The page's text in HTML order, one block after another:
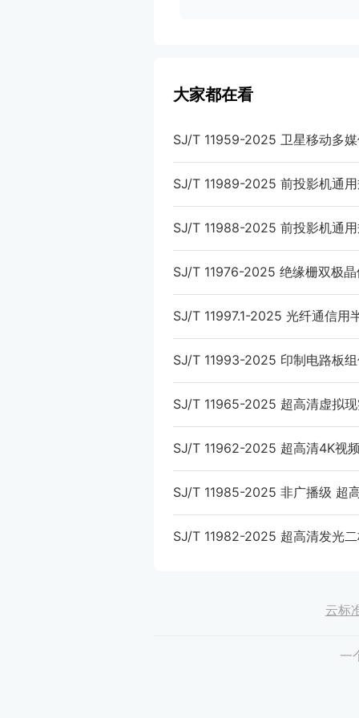
大家都在看
SJ/T 11959-2025 卫星移动多
SJ/T 11989-2025 前投影机通
SJ/T 11988-2025 前投影机通
SJ/T 11976-2025 绝缘栅双极
SJ/T 11997.1-2025 光纤通信用
SJ/T 11993-2025 印制电路板
SJ/T 11965-2025 超高清虚拟
SJ/T 11962-2025 超高清4K视
SJ/T 11985-2025 非广播级 超
SJ/T 11982-2025 超高清发光
云标
一